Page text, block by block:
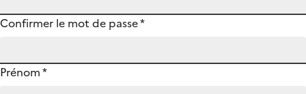
Confirmer le mot de passe*
Prénom*